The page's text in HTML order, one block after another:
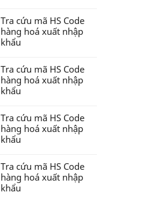
Tra cứu mã HS Code
hàng hoá xuất nhập
khẩu
Tra cứu mã HS Code
hàng hoá xuất nhập
khẩu
Tra cứu mã HS Code
hàng hoá xuất nhập
khẩu
Tra cứu mã HS Code
hàng hoá xuất nhập
khẩu